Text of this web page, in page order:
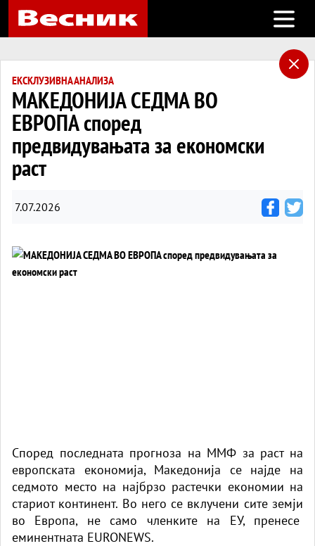
Open
ЕКСКЛУЗИВНА АНАЛИЗА
МАКЕДОНИЈА СЕДМА ВО
ЕВРОПА според
предвидувањата за економски
раст
7.07.2026
Според последната прогноза на ММФ за раст на
европската економија, Македонија се најде на
седмото место на најбрзо рaстечки економии на
стариот континент. Во него се вклучени сите земји
во Европа, не само членките на ЕУ, пренесе
еминентната EURONEWS.